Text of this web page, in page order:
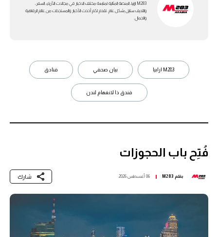
M283 ارابيا، المنصة المثالية لمتابعة مختلف الاخبار في مجالات الأزياء، السفر،
واللايف ستايل بشكل عام. تقدم لكم أحدث الأخبار والمستجدات من عالم الرفاهية
والجمال.
M283 ارابيا بيان صحفي فنادق
فندق ذا لانغهام لندن
فُتِح باب الحجوزات
بقلم M283 06 أغسطس 2026 شارك